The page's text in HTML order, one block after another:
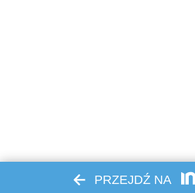
PRZEJDŹ NA